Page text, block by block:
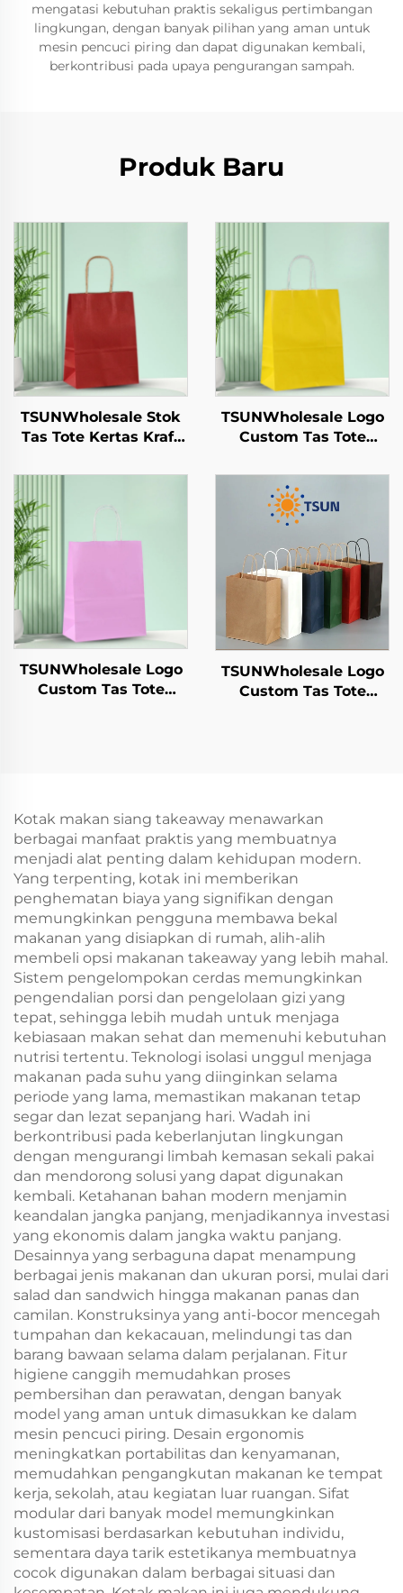
mengatasi kebutuhan praktis sekaligus pertimbangan
lingkungan, dengan banyak pilihan yang aman untuk
mesin pencuci piring dan dapat digunakan kembali,
berkontribusi pada upaya pengurangan sampah.
Produk Baru
TSUNWholesale Stok
Tas Tote Kertas Kraft
untuk Pengambilan
dan Hadiah Tahun
Baru/Christmas
Packaging Bag
TSUNWholesale Logo
Custom Tas Tote
Permukaan Sablon
untuk Pengiriman
Makanan
Pengambilan Tahun
Baru/Christmas
TSUNWholesale Logo
Custom Tas Tote
TSUNWholesale Logo
Custom Tas Tote
Kerajinan
Kotak makan siang takeaway menawarkan
berbagai manfaat praktis yang membuatnya
menjadi alat penting dalam kehidupan modern.
Yang terpenting, kotak ini memberikan
penghematan biaya yang signifikan dengan
memungkinkan pengguna membawa bekal
makanan yang disiapkan di rumah, alih-alih
membeli opsi makanan takeaway yang lebih mahal.
Sistem pengelompokan cerdas memungkinkan
pengendalian porsi dan pengelolaan gizi yang
tepat, sehingga lebih mudah untuk menjaga
kebiasaan makan sehat dan memenuhi kebutuhan
nutrisi tertentu. Teknologi isolasi unggul menjaga
makanan pada suhu yang diinginkan selama
periode yang lama, memastikan makanan tetap
segar dan lezat sepanjang hari. Wadah ini
berkontribusi pada keberlanjutan lingkungan
dengan mengurangi limbah kemasan sekali pakai
dan mendorong solusi yang dapat digunakan
kembali. Ketahanan bahan modern menjamin
keandalan jangka panjang, menjadikannya investasi
yang ekonomis dalam jangka waktu panjang.
Desainnya yang serbaguna dapat menampung
berbagai jenis makanan dan ukuran porsi, mulai dari
salad dan sandwich hingga makanan panas dan
camilan. Konstruksinya yang anti-bocor mencegah
tumpahan dan kekacauan, melindungi tas dan
barang bawaan selama dalam perjalanan. Fitur
higiene canggih memudahkan proses
pembersihan dan perawatan, dengan banyak
model yang aman untuk dimasukkan ke dalam
mesin pencuci piring. Desain ergonomis
meningkatkan portabilitas dan kenyamanan,
memudahkan pengangkutan makanan ke tempat
kerja, sekolah, atau kegiatan luar ruangan. Sifat
modular dari banyak model memungkinkan
kustomisasi berdasarkan kebutuhan individu,
sementara daya tarik estetikanya membuatnya
cocok digunakan dalam berbagai situasi dan